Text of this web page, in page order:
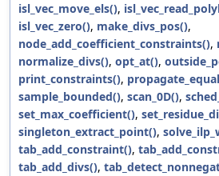
isl_vec_move_els(),
isl_vec_zero(), make_divs_pos(),
node_add_coefficient_constraints(),
normalize_divs(), opt_at(),
print_constraints(),
sample_bounded(), scan_0D(),
set_max_coefficient(),
singleton_extract_point(),
tab_add_constraint(),
tab_add_divs(),